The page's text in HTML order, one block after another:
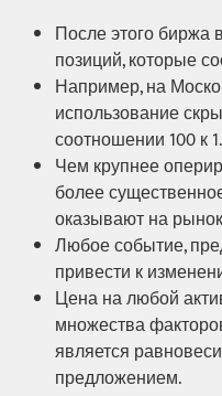
После этого биржа
позиций, которые
Например, на
использование
соотношении 100 к 1.
Чем крупнее
более
оказывают на
Любое событие,
привести к
Цена на любой
множества
является
предложением.